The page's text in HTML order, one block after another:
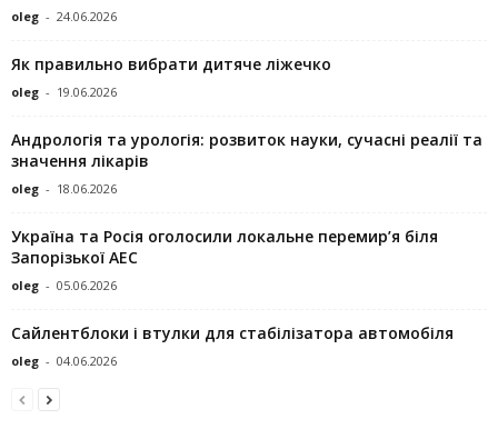
oleg - 24.06.2026
Як правильно вибрати дитяче ліжечко
oleg - 19.06.2026
Андрологія та урологія: розвиток науки, сучасні реалії та
значення лікарів
oleg - 18.06.2026
Україна та Росія оголосили локальне перемир’я біля
Запорізької АЕС
oleg - 05.06.2026
Сайлентблоки і втулки для стабілізатора автомобіля
oleg - 04.06.2026